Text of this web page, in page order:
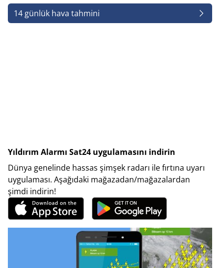
14 günlük hava tahmini
Yıldırım Alarmı Sat24 uygulamasını indirin
Dünya genelinde hassas şimşek radarı ile fırtına uyarı
uygulaması. Aşağıdaki mağazadan/mağazalardan
şimdi indirin!